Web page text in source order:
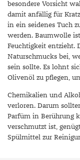
besondere Vorsicht
damit anfällig für
in ein seidenes Tuch
werden. Baumwolle
Feuchtigkeit entzieht.
Naturschmucks bei,
sein sollte. Es lohnt
Olivenöl zu pflegen,
Chemikalien und
verloren. Darum
Parfüm in Berührung
verschmutzt ist,
Spülmittel zur